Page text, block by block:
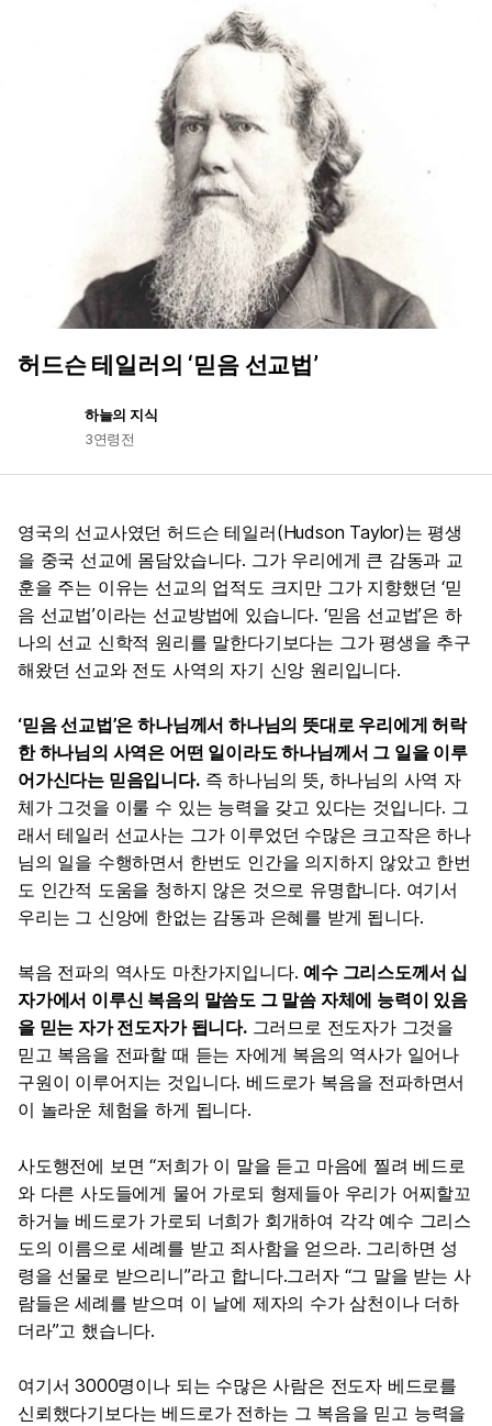
허드슨 테일러의 ‘믿음 선교법’
하늘의 지식
3연령전
영국의 선교사였던 허드슨 테일러(Hudson Taylor)는 평생
을 중국 선교에 몸담았습니다. 그가 우리에게 큰 감동과 교
훈을 주는 이유는 선교의 업적도 크지만 그가 지향했던 ‘믿
음 선교법’이라는 선교방법에 있습니다. ‘믿음 선교법’은 하
나의 선교 신학적 원리를 말한다기보다는 그가 평생을 추구
해왔던 선교와 전도 사역의 자기 신앙 원리입니다.
‘믿음 선교법’은 하나님께서 하나님의 뜻대로 우리에게 허락
한 하나님의 사역은 어떤 일이라도 하나님께서 그 일을 이루
어가신다는 믿음입니다.즉 하나님의 뜻, 하나님의 사역 자
체가 그것을 이룰 수 있는 능력을 갖고 있다는 것입니다. 그
래서 테일러 선교사는 그가 이루었던 수많은 크고작은 하나
님의 일을 수행하면서 한번도 인간을 의지하지 않았고 한번
도 인간적 도움을 청하지 않은 것으로 유명합니다. 여기서
우리는 그 신앙에 한없는 감동과 은혜를 받게 됩니다.
복음 전파의 역사도 마찬가지입니다. 예수 그리스도께서 십
자가에서 이루신 복음의 말씀도 그 말씀 자체에 능력이 있음
을 믿는 자가 전도자가 됩니다.그러므로 전도자가 그것을
믿고 복음을 전파할 때 듣는 자에게 복음의 역사가 일어나
구원이 이루어지는 것입니다. 베드로가 복음을 전파하면서
이 놀라운 체험을 하게 됩니다.
사도행전에 보면 “저희가 이 말을 듣고 마음에 찔려 베드로
와 다른 사도들에게 물어 가로되 형제들아 우리가 어찌할꼬
하거늘 베드로가 가로되 너희가 회개하여 각각 예수 그리스
도의 이름으로 세례를 받고 죄사함을 얻으라. 그리하면 성
령을 선물로 받으리니”라고 합니다.그러자 “그 말을 받는 사
람들은 세례를 받으며 이 날에 제자의 수가 삼천이나 더하
더라”고 했습니다.
여기서 3000명이나 되는 수많은 사람은 전도자 베드로를
신뢰했다기보다는 베드로가 전하는 그 복음을 믿고 능력을